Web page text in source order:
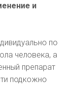
и
по
человека, а
препарат
подкожно